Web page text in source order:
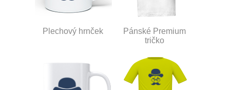
Plechový hrnček
Pánské Premium
tričko